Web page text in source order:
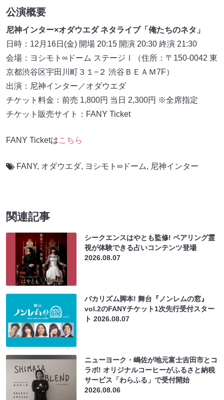
公演概要
尼神インター×オダウエダ ネタライブ「俺たちのネタ」
日時：12月16日(金) 開場 20:15 開演 20:30 終演 21:30
会場：ヨシモト∞ドーム ステージⅠ（住所：〒150-0042 東
京都渋谷区宇田川町３１−２ 渋谷ＢＥＡＭ7F）
出演：尼神インター／オダウエダ
チケット料金：前売 1,800円 当日 2,300円 ※全席指定
チケット販売サイト：FANY Ticket
FANY Ticketはこちら
FANY, オダウエダ, ヨシモト∞ドーム, 尼神インター
関連記事
シークエンスはやとも監修! ペアリング霊
視が体験できる占いコンテンツ登場
2026.08.07
バカリズム脚本! 舞台『ノンレムの窓』
vol.2のFANYチケット1次先行受付スター
ト2026.08.07
ニューヨーク・嶋佐が地元富士吉田市とコ
ラボ! オリジナルコーヒーがふるさと納税
サービス「わらふる」で受付開始
2026.08.06